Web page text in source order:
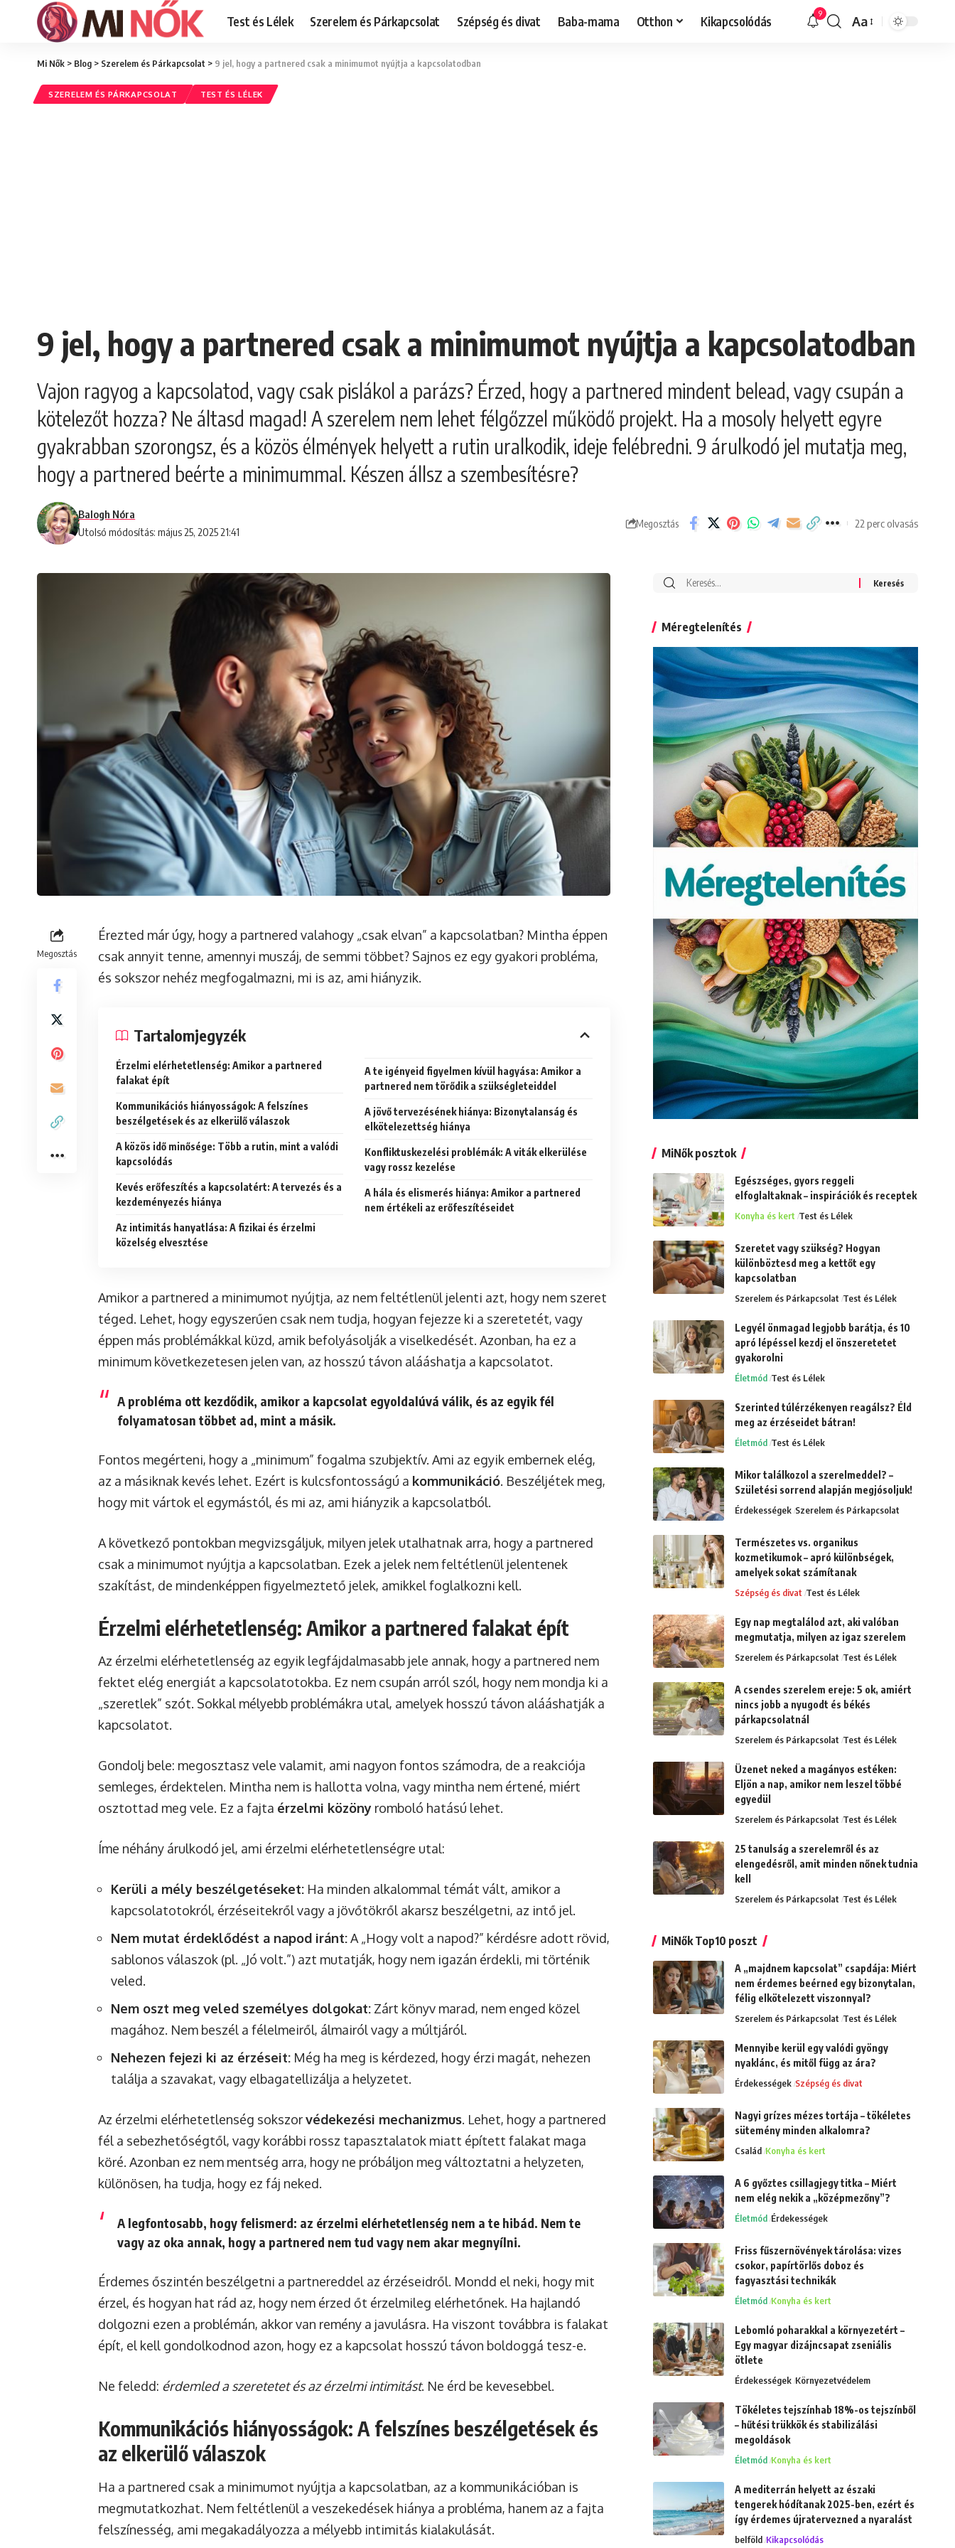
Test és Lélek Szerelem és Párkapcsolat Szépség és divat Baba-mama Otthon Kikapcsolódás 9
Font
Aa
Mi Nők > Blog > Szerelem és Párkapcsolat > 9 jel, hogy a partnered csak a minimumot nyújtja a kapcsolatodban
SZERELEM ÉS PÁRKAPCSOLAT TEST ÉS LÉLEK
9 jel, hogy a partnered csak a minimumot nyújtja a kapcsolatodban
Vajon ragyog a kapcsolatod, vagy csak pislákol a parázs? Érzed, hogy a partnered mindent belead, vagy csupán a
kötelezőt hozza? Ne áltasd magad! A szerelem nem lehet félgőzzel működő projekt. Ha a mosoly helyett egyre
gyakrabban szorongsz, és a közös élmények helyett a rutin uralkodik, ideje felébredni. 9 árulkodó jel mutatja meg,
hogy a partnered beérte a minimummal. Készen állsz a szembesítésre?
Utolsó módosítás: május 25, 2025 21:41
Balogh Nóra
Megosztás 22 perc olvasás
Megosztás
Érezted már úgy, hogy a partnered valahogy „csak elvan” a kapcsolatban? Mintha éppen
csak annyit tenne, amennyi muszáj, de semmi többet? Sajnos ez egy gyakori probléma,
és sokszor nehéz megfogalmazni, mi is az, ami hiányzik.
Tartalomjegyzék
Érzelmi elérhetetlenség: Amikor a partnered
falakat épít
Kommunikációs hiányosságok: A felszínes
beszélgetések és az elkerülő válaszok
A közös idő minősége: Több a rutin, mint a valódi
kapcsolódás
Kevés erőfeszítés a kapcsolatért: A tervezés és a
kezdeményezés hiánya
Az intimitás hanyatlása: A fizikai és érzelmi
közelség elvesztése
A te igényeid figyelmen kívül hagyása: Amikor a
partnered nem törődik a szükségleteiddel
A jövő tervezésének hiánya: Bizonytalanság és
elkötelezettség hiánya
Konfliktuskezelési problémák: A viták elkerülése
vagy rossz kezelése
A hála és elismerés hiánya: Amikor a partnered
nem értékeli az erőfeszítéseidet
Amikor a partnered a minimumot nyújtja, az nem feltétlenül jelenti azt, hogy nem szeret
téged. Lehet, hogy egyszerűen csak nem tudja, hogyan fejezze ki a szeretetét, vagy
éppen más problémákkal küzd, amik befolyásolják a viselkedését. Azonban, ha ez a
minimum következetesen jelen van, az hosszú távon alááshatja a kapcsolatot.
A probléma ott kezdődik, amikor a kapcsolat egyoldalúvá válik, és az egyik fél
folyamatosan többet ad, mint a másik.
Fontos megérteni, hogy a „minimum” fogalma szubjektív. Ami az egyik embernek elég,
az a másiknak kevés lehet. Ezért is kulcsfontosságú a kommunikáció. Beszéljétek meg,
hogy mit vártok el egymástól, és mi az, ami hiányzik a kapcsolatból.
A következő pontokban megvizsgáljuk, milyen jelek utalhatnak arra, hogy a partnered
csak a minimumot nyújtja a kapcsolatban. Ezek a jelek nem feltétlenül jelentenek
szakítást, de mindenképpen figyelmeztető jelek, amikkel foglalkozni kell.
Érzelmi elérhetetlenség: Amikor a partnered falakat épít
Az érzelmi elérhetetlenség az egyik legfájdalmasabb jele annak, hogy a partnered nem
fektet elég energiát a kapcsolatotokba. Ez nem csupán arról szól, hogy nem mondja ki a
„szeretlek” szót. Sokkal mélyebb problémákra utal, amelyek hosszú távon alááshatják a
kapcsolatot.
Gondolj bele: megosztasz vele valamit, ami nagyon fontos számodra, de a reakciója
semleges, érdektelen. Mintha nem is hallotta volna, vagy mintha nem értené, miért
osztottad meg vele. Ez a fajta érzelmi közöny romboló hatású lehet.
Íme néhány árulkodó jel, ami érzelmi elérhetetlenségre utal:
Kerüli a mély beszélgetéseket: Ha minden alkalommal témát vált, amikor a
kapcsolatotokról, érzéseitekről vagy a jövőtökről akarsz beszélgetni, az intő jel.
Nem mutat érdeklődést a napod iránt:A „Hogy volt a napod?” kérdésre adott rövid,
sablonos válaszok (pl. „Jó volt.”) azt mutatják, hogy nem igazán érdekli, mi történik
veled.
Nem oszt meg veled személyes dolgokat: Zárt könyv marad, nem enged közel
magához. Nem beszél a félelmeiről, álmairól vagy a múltjáról.
Nehezen fejezi ki az érzéseit: Még ha meg is kérdezed, hogy érzi magát, nehezen
találja a szavakat, vagy elbagatellizálja a helyzetet.
Az érzelmi elérhetetlenség sokszorvédekezési mechanizmus. Lehet, hogy a partnered
fél a sebezhetőségtől, vagy korábbi rossz tapasztalatok miatt épített falakat maga
köré. Azonban ez nem mentség arra, hogy ne próbáljon meg változtatni a helyzeten,
különösen, ha tudja, hogy ez fáj neked.
A legfontosabb, hogy felismerd: az érzelmi elérhetetlenség nem a te hibád. Nem te
vagy az oka annak, hogy a partnered nem tud vagy nem akar megnyílni.
Érdemes őszintén beszélgetni a partnereddel az érzéseidről. Mondd el neki, hogy mit
érzel, és hogyan hat rád az, hogy nem érzed őt érzelmileg elérhetőnek. Ha hajlandó
dolgozni ezen a problémán, akkor van remény a javulásra. Ha viszont továbbra is falakat
épít, el kell gondolkodnod azon, hogy ez a kapcsolat hosszú távon boldoggá tesz-e.
Ne feledd: érdemled a szeretetet és az érzelmi intimitást. Ne érd be kevesebbel.
Kommunikációs hiányosságok: A felszínes beszélgetések és
az elkerülő válaszok
Ha a partnered csak a minimumot nyújtja a kapcsolatban, az a kommunikációban is
megmutatkozhat. Nem feltétlenül a veszekedések hiánya a probléma, hanem az a fajta
felszínesség, ami megakadályozza a mélyebb intimitás kialakulását.
Search
Méregtelenítés
MiNők posztok
Egészséges, gyors reggeli
elfoglaltaknak – inspirációk és receptek
Konyha és kert Test és Lélek
Szeretet vagy szükség? Hogyan
különböztesd meg a kettőt egy
kapcsolatban
Szerelem és Párkapcsolat Test és Lélek
Legyél önmagad legjobb barátja, és 10
apró lépéssel kezdj el önszeretetet
gyakorolni
Életmód Test és Lélek
Szerinted túlérzékenyen reagálsz? Éld
meg az érzéseidet bátran!
Életmód Test és Lélek
Mikor találkozol a szerelmeddel? –
Születési sorrend alapján megjósoljuk!
Érdekességek Szerelem és Párkapcsolat
Természetes vs. organikus
kozmetikumok – apró különbségek,
amelyek sokat számítanak
Szépség és divat Test és Lélek
Egy nap megtalálod azt, aki valóban
megmutatja, milyen az igaz szerelem
Szerelem és Párkapcsolat Test és Lélek
A csendes szerelem ereje: 5 ok, amiért
nincs jobb a nyugodt és békés
párkapcsolatnál
Szerelem és Párkapcsolat Test és Lélek
Üzenet neked a magányos estéken:
Eljön a nap, amikor nem leszel többé
egyedül
Szerelem és Párkapcsolat Test és Lélek
25 tanulság a szerelemről és az
elengedésről, amit minden nőnek tudnia
kell
Szerelem és Párkapcsolat Test és Lélek
MiNők Top10 poszt
A „majdnem kapcsolat” csapdája: Miért
nem érdemes beérned egy bizonytalan,
félig elkötelezett viszonnyal?
Szerelem és Párkapcsolat Test és Lélek
Mennyibe kerül egy valódi gyöngy
nyaklánc, és mitől függ az ára?
Érdekességek Szépség és divat
Nagyi grízes mézes tortája – tökéletes
sütemény minden alkalomra?
Család Konyha és kert
A 6 győztes csillagjegy titka – Miért
nem elég nekik a „középmezőny”?
Életmód Érdekességek
Friss fűszernövények tárolása: vizes
csokor, papírtörlős doboz és
fagyasztási technikák
Életmód Konyha és kert
Lebomló poharakkal a környezetért –
Egy magyar dizájncsapat zseniális
ötlete
Érdekességek Környezetvédelem
Tökéletes tejszínhab 18%-os tejszínből
– hűtési trükkök és stabilizálási
megoldások
Életmód Konyha és kert
A mediterrán helyett az északi
tengerek hódítanak 2025-ben, ezért és
így érdemes újratervezned a nyaralást
belföld Kikapcsolódás